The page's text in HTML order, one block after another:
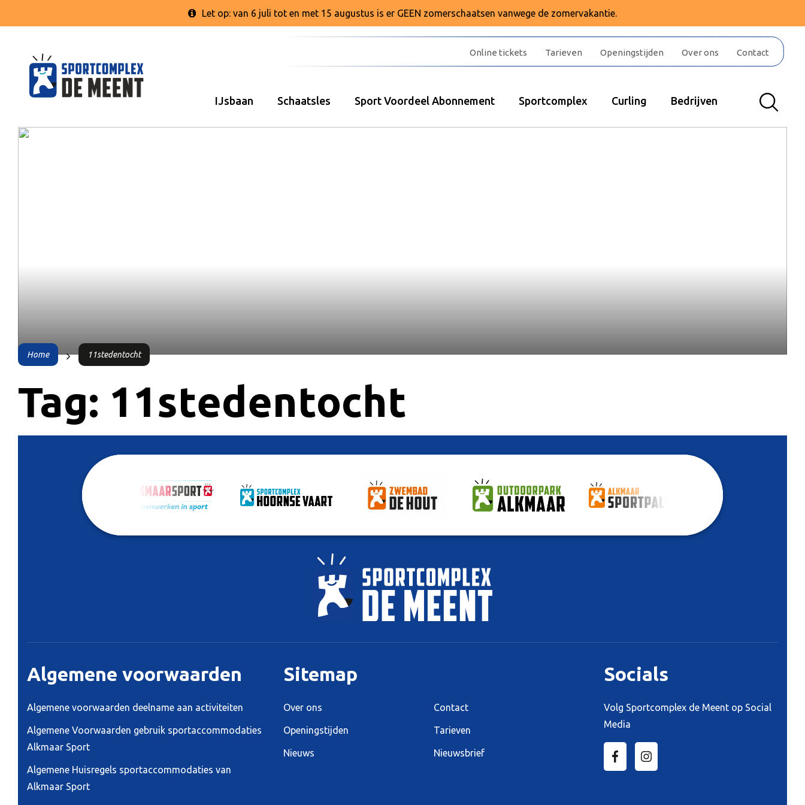
Let op: van 6 juli tot en met 15 augustus is er GEEN zomerschaatsen vanwege de zomervakantie.
Online tickets Tarieven Openingstijden Over ons Contact
IJsbaan Schaatsles Sport Voordeel Abonnement Sportcomplex Curling Bedrijven
Home 11stedentocht
Tag: 11stedentocht
Algemene voorwaarden
Algemene voorwaarden deelname aan activiteiten
Algemene Voorwaarden gebruik sportaccommodaties
Alkmaar Sport
Algemene Huisregels sportaccommodaties van
Alkmaar Sport
Sitemap
Over ons Contact
Openingstijden Tarieven
Nieuws Nieuwsbrief
Socials
Volg Sportcomplex de Meent op Social
Media